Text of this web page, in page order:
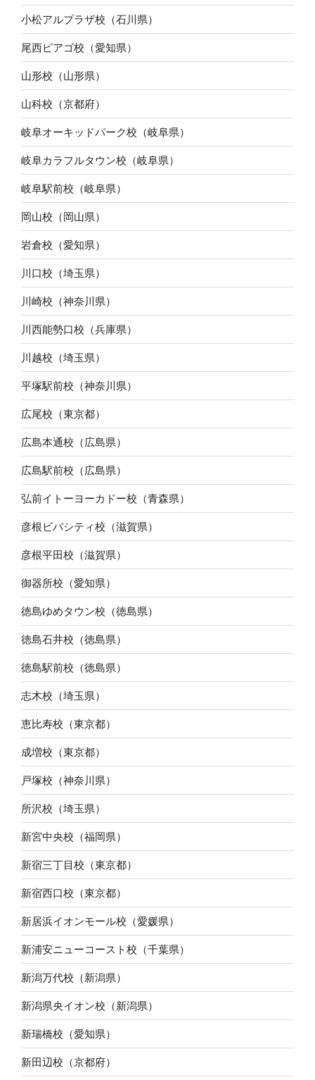
小松アルプラザ校（石川県）
尾西ピアゴ校（愛知県）
山形校（山形県）
山科校（京都府）
岐阜オーキッドパーク校（岐阜県）
岐阜カラフルタウン校（岐阜県）
岐阜駅前校（岐阜県）
岡山校（岡山県）
岩倉校（愛知県）
川口校（埼玉県）
川崎校（神奈川県）
川西能勢口校（兵庫県）
川越校（埼玉県）
平塚駅前校（神奈川県）
広尾校（東京都）
広島本通校（広島県）
広島駅前校（広島県）
弘前イトーヨーカドー校（青森県）
彦根ビバシティ校（滋賀県）
彦根平田校（滋賀県）
御器所校（愛知県）
徳島ゆめタウン校（徳島県）
徳島石井校（徳島県）
徳島駅前校（徳島県）
志木校（埼玉県）
恵比寿校（東京都）
成増校（東京都）
戸塚校（神奈川県）
所沢校（埼玉県）
新宮中央校（福岡県）
新宿三丁目校（東京都）
新宿西口校（東京都）
新居浜イオンモール校（愛媛県）
新浦安ニューコースト校（千葉県）
新潟万代校（新潟県）
新潟県央イオン校（新潟県）
新瑞橋校（愛知県）
新田辺校（京都府）